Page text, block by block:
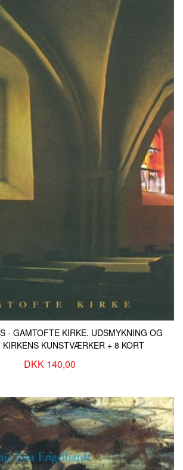
- GAMTOFTE KIRKE. UDSMYKNING OG
KIRKENS KUNSTVÆRKER + 8 KORT
DKK 140,00